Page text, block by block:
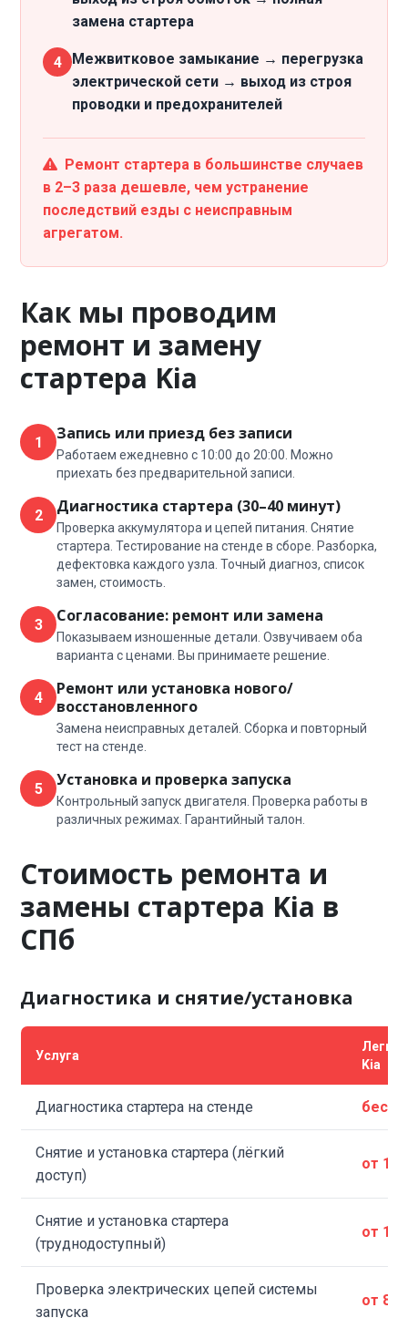
замена стартера
4
Межвитковое замыкание → перегрузка
электрической сети → выход из строя
проводки и предохранителей
Ремонт стартера в большинстве случаев
в 2–3 раза дешевле, чем устранение
последствий езды с неисправным
агрегатом.
Как мы проводим
ремонт и замену
стартера Kia
1 Запись или приезд без записи
Работаем ежедневно с 10:00 до 20:00. Можно
приехать без предварительной записи.
2 Диагностика стартера (30–40 минут)
Проверка аккумулятора и цепей питания. Снятие
стартера. Тестирование на стенде в сборе. Разборка,
дефектовка каждого узла. Точный диагноз, список
замен, стоимость.
3 Согласование: ремонт или замена
Показываем изношенные детали. Озвучиваем оба
варианта с ценами. Вы принимаете решение.
4
Ремонт или установка нового/
восстановленного
Замена неисправных деталей. Сборка и повторный
тест на стенде.
5 Установка и проверка запуска
Контрольный запуск двигателя. Проверка работы в
различных режимах. Гарантийный талон.
Стоимость ремонта и
замены стартера Kia в
СПб
Диагностика и снятие/установка
Услуга
Kia
Диагностика стартера на стенде
Снятие и установка стартера (лёгкий
доступ)
от 1
Снятие и установка стартера
(труднодоступный)
от 1
Проверка электрических цепей системы
запуска
от